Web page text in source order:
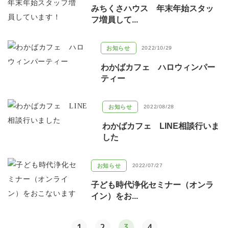
みちくさハウス 年末年始スタッ
フ増員して...
お知らせ 2022/10/29
わかばカフェ ハロウィンパー
ティー
お知らせ 2022/08/28
わかばカフェ LINE相談行いま
した
お知らせ 2022/07/27
子ども時代浄化セミナー（オンラ
イン）をお...